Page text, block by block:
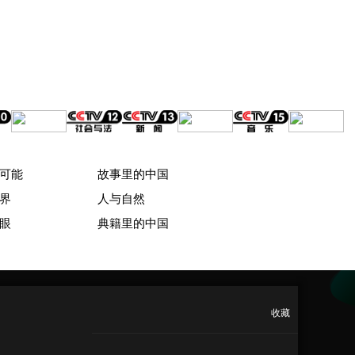
能
故事里的中国
人与自然
典籍里的中国
收藏